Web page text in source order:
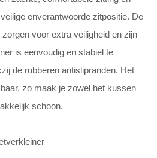
enverantwoorde zitpositie. De
voor extra veiligheid en zijn
is eenvoudig en stabiel te
de rubberen antislipranden. Het
zo maak je zowel het kussen
schoon.